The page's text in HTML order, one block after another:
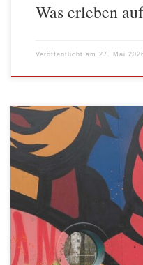
Was erleben
Veröffentlicht am 27. Mai
Wir haben einen neuen
mit den Kindern und
haben sich die Kinder
unserem wöchentlichen
hatten wir in Kooperation mit
einem Graffitikünstler aus